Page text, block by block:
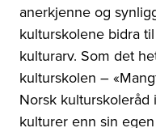
anerkjenne og
kulturskolene bidra
kulturarv. Som det
kulturskolen –
Norsk kulturskoleråd
kulturer enn sin